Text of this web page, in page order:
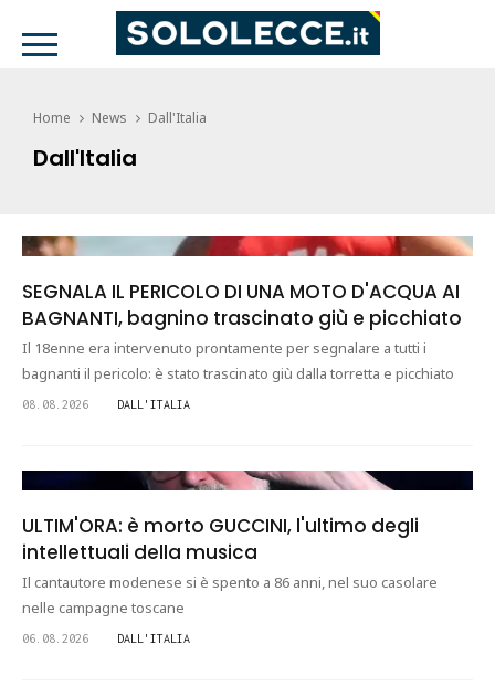
Home News Dall'Italia
Dall'Italia
SEGNALA IL PERICOLO DI UNA MOTO D'ACQUA AI
BAGNANTI, bagnino trascinato giù e picchiato
Il 18enne era intervenuto prontamente per segnalare a tutti i
bagnanti il pericolo: è stato trascinato giù dalla torretta e picchiato
08.08.2026 DALL'ITALIA
ULTIM'ORA: è morto GUCCINI, l'ultimo degli
intellettuali della musica
Il cantautore modenese si è spento a 86 anni, nel suo casolare
nelle campagne toscane
06.08.2026 DALL'ITALIA